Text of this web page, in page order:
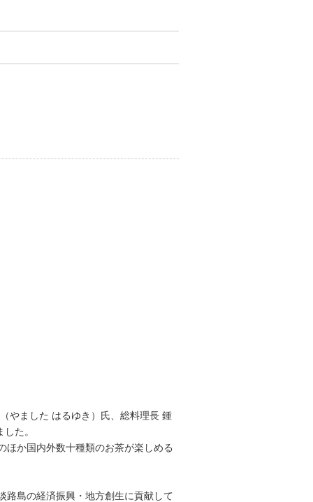
やました はるゆき）氏、総料理長 鍾
た。
ほか国内外数十種類のお茶が楽しめる
路島の経済振興・地方創生に貢献して